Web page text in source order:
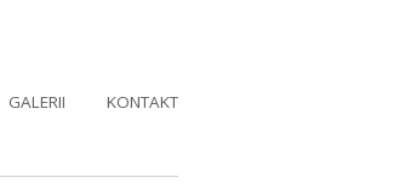
GALERII KONTAKT